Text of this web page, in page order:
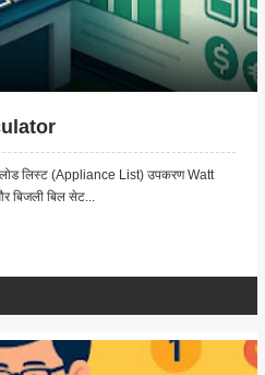
लिस्ट (Appliance List) उपकरण Watt
बिजली बिल सेट...